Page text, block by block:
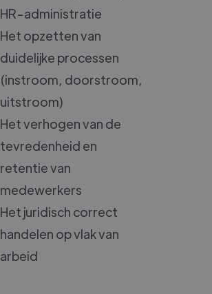
HR-administratie
Het opzetten van
duidelijke processen
(instroom, doorstroom,
uitstroom)
Het verhogen van de
tevredenheid en
retentie van
medewerkers
Het juridisch correct
handelen op vlak van
arbeid